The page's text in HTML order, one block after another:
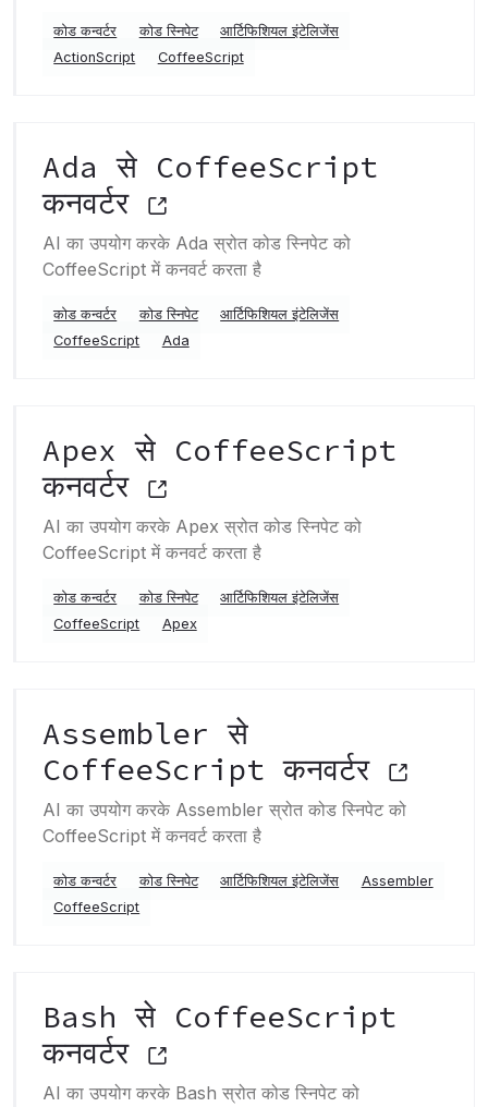
कोड कन्वर्टर कोड स्निपेट
आर्टिफिशियल इंटेलिजेंस
ActionScript
CoffeeScript
Ada से CoffeeScript
कनवर्टर
AI का उपयोग करके Ada स्रोत कोड स्निपेट को
CoffeeScript में कनवर्ट करता है
कोड कन्वर्टर कोड स्निपेट
आर्टिफिशियल इंटेलिजेंस
CoffeeScript
Ada
Apex से CoffeeScript
कनवर्टर
AI का उपयोग करके Apex स्रोत कोड स्निपेट को
CoffeeScript में कनवर्ट करता है
कोड कन्वर्टर कोड स्निपेट
आर्टिफिशियल इंटेलिजेंस
CoffeeScript
Apex
Assembler से
CoffeeScript कनवर्टर
AI का उपयोग करके Assembler स्रोत कोड स्निपेट को
CoffeeScript में कनवर्ट करता है
कोड कन्वर्टर कोड स्निपेट आर्टिफिशियल इंटेलिजेंस
Assembler
CoffeeScript
Bash से CoffeeScript
कनवर्टर
AI का उपयोग करके Bash स्रोत कोड स्निपेट को